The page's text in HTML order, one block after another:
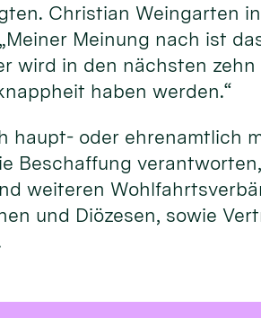
Christian Weingarten
Meinung nach ist
wird in den nächsten
haben werden.“
haupt- oder ehrenamtlich
Beschaffung
weiteren
und Diözesen, sowie